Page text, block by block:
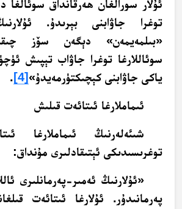
ئۇلار سورالغان ھەرقانداق
توغرا جاۋابنى بېرىدۇ.
«بىلمەيمەن» دېگەن سۆز
سوئاللارغا توغرا جاۋاب تېپىش
ياكى جاۋابنى كېچىكتۈرمەيدۇ» [4]
.
ئىماملارغا ئىتائەت قىلىش
شىئەلەرنىڭ ئىماملارغا
توغرىسىدىكى ئېتىقادلىرى مۇنداق:
«ئۇلارنىڭ ئەمىر-پەرمانلىرى
پەرمانىدۇر. ئۇلارغا ئىتائەت